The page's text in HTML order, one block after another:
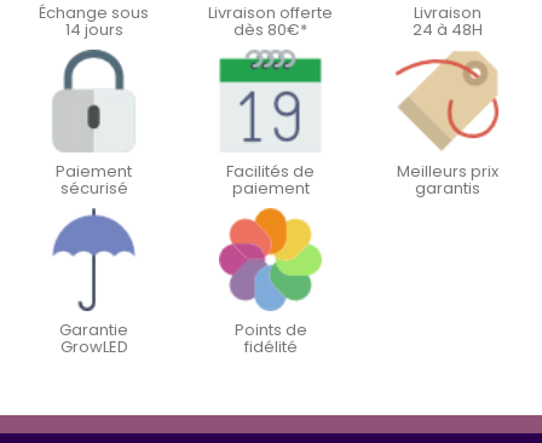
Échange sous
14 jours
Livraison offerte
dès 80€*
Livraison
24 à 48H
Paiement
sécurisé
Facilités de
paiement
Meilleurs prix
garantis
Garantie
GrowLED
Points de
fidélité